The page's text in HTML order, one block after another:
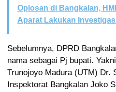
Oplosan di Bangkalan,
Aparat Lakukan
Sebelumnya, DPRD
nama sebagai Pj bupati.
Trunojoyo Madura (UTM) Dr.
Inspektorat Bangkalan Joko